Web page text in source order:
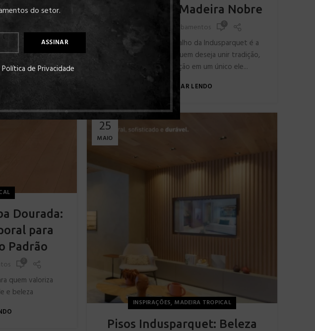
do setor.
Política de Privacidade
Elegância em Madeira Nobre
Elevare Acabamentos
O Painel Muxarabi Carvalho da Indusparquet é a
escolha perfeita para quem deseja unir tradição,
estética e sofisticação em um único ele...
CONTINUAR LENDO
Dourada:
para
Padrão
quem valoriza
e beleza
25
MAIO
INSPIRAÇÕES, MADEIRA TROPICAL
Pisos Indusparquet: Beleza